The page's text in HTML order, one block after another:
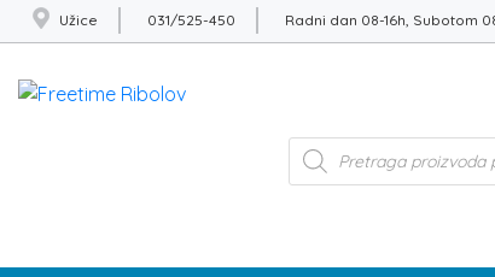
Užice 031/525-450 Radni dan 08-16h, Subotom
Products
search